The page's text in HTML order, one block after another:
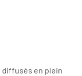
diffusés en plein